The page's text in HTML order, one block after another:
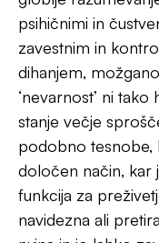
misli in občutkov
v katerem ni
Avtogeni trening je
vsakogar, ki išče
upravljanje s svojo
Začnite pot do
dogovorite za